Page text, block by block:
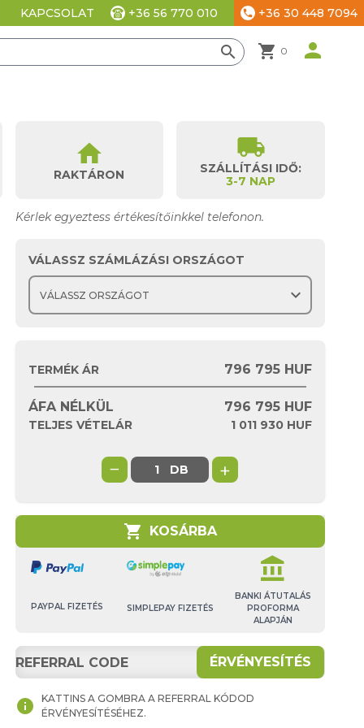
beállítások
KAPCSOLAT +36 56 770 010 phone +36 30 448 7094
search shopping_cart 0 person
Kérlek egyeztess értékesítőinkkel telefonon.
home
RAKTÁRON
local_shipping
SZÁLLÍTÁSI IDŐ:
3-7 NAP
VÁLASSZ SZÁMLÁZÁSI ORSZÁGOT
expand_more
TERMÉK ÁR 796 795 HUF
ÁFA NÉLKÜL 796 795 HUF
TELJES VÉTELÁR 1 011 930 HUF
− DB +
shopping_cart KOSÁRBA
PAYPAL FIZETÉS SIMPLEPAY FIZETÉS
account_balance
BANKI ÁTUTALÁS
PROFORMA
ALAPJÁN
ÉRVÉNYESÍTÉS
info
KATTINS A GOMBRA A REFERRAL KÓDOD
ÉRVÉNYESÍTÉSÉHEZ.